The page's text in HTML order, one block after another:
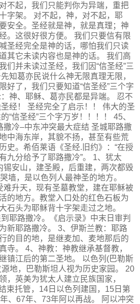
不起，我们只能判你为异端，重把
字架。 对不起，神，对不起，耶
安全。圣经就是神，就是真理；神
。这很好很方便。 我们只要信有限
圣经完全是神的话，哪怕我们只读
其它未读内容也是神的话。 我们高
们并未读过圣经，我们因“信圣经”三
知葛亦民说什么神无限真理无限，
好了，我们只要知道“信圣经”三个字
神、耶稣、葛亦民都是异端。 忍不
经！ 圣经完全了启示！！ 伟大的圣
“信圣经”三个字万岁！！！！ 45、
撒冷–中东冲突最大症结 圣城耶路撒
中海东岸，其貌不扬，甚至有些荒
史。希佰莱语《圣经.旧约》：“在授
九分给予了耶路撒冷”。 1、犹太
安山，建圣殿，后重建，两次都毁
墙，是以色列人最神圣的地方。
难升天，现有圣墓教堂，建在耶稣被
的地方。教堂入口处的红色石板为
石头为耶稣背十字架走过之地。
耶路撒冷。《启示录》中末日审判
新耶路撒冷。 3、伊斯兰教：耶路
的目的地，是继麦加、麦地那后的
寺。 4、神教：神教继承基督教，
镇江后的第二圣地。 以色列(巴勒斯
地，巴勒斯坦人视为历史家园。 20
，英美为犹太人建立民族国家，
束托管，14日以色列建国，15日第
、67年、73年阿以再战。 阿以冲突